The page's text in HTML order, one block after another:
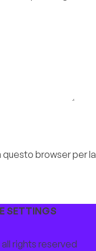
browser per la
SETTINGS
rights reserved